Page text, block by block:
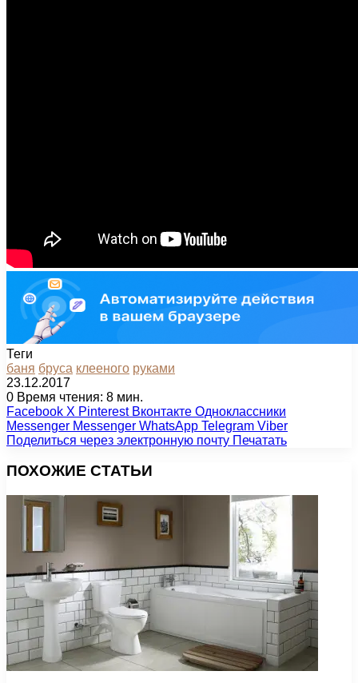
Теги
баня бруса клееного руками
23.12.2017
0 Время чтения: 8 мин.
Facebook X Pinterest Вконтакте Одноклассники
Messenger Messenger WhatsApp Telegram Viber
Поделиться через электронную почту Печатать
ПОХОЖИЕ СТАТЬИ